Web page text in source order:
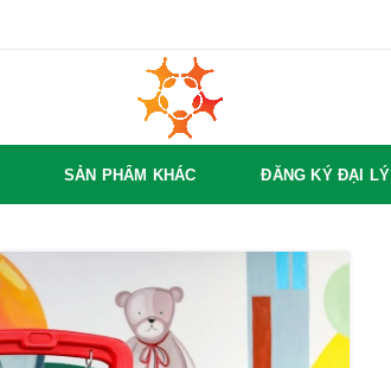
SẢN PHẨM KHÁC ĐĂNG KÝ ĐẠI LÝ